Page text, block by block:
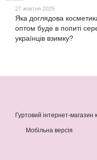
27 жовтня 2025
Яка доглядова
оптом буде в попиті
українців взимку?
Гуртовий інтернет-
Мобільна версія